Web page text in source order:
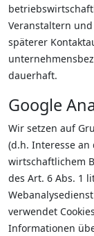
Veranstaltern
späterer
dauerhaft.
Google
Wir setzen auf
(d.h. Interesse
wirtschaftlichem
des Art. 6 Abs. 1
Webanalysedienst
verwendet
Informationen